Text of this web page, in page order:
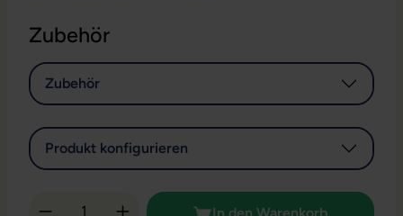
Zubehör
Zubehör
Produkt konfigurieren
Produkt Anzahl: Gib den gewünschten